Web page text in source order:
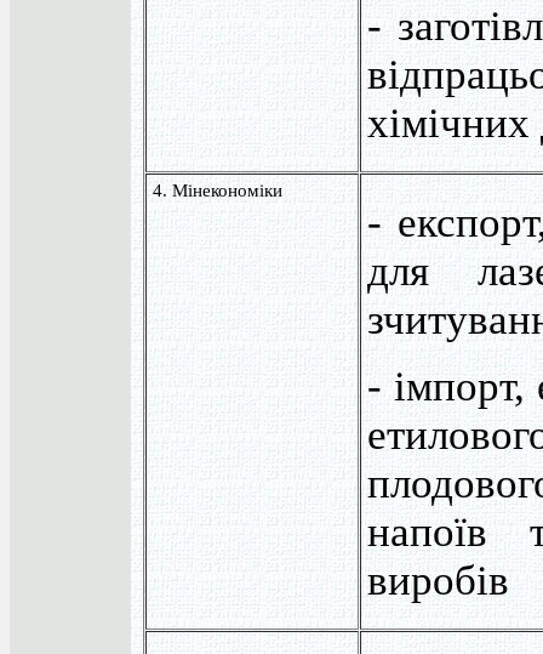
-
4. Мінекономіки
-
для
- імпорт,
напоїв
виробів